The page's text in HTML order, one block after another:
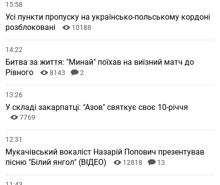
15:58
Усі пункти пропуску на українсько-польському кордоні
розблоковані
10188
14:22
Битва за життя: "Минай" поїхав на виїзний матч до
Рівного
8143 2
13:26
У складі закарпатці: "Азов" святкує своє 10-річчя
7769
12:31
Мукачівський вокаліст Назарій Попович презентував
пісню "Білий янгол" (ВІДЕО)
12818 13